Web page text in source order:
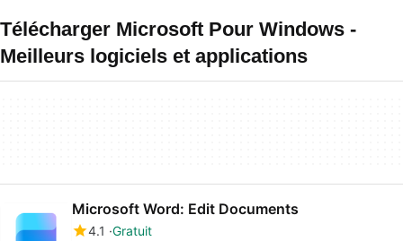
Télécharger Microsoft Pour Windows -
Meilleurs logiciels et applications
Microsoft Word: Edit Documents
4.1 Gratuit